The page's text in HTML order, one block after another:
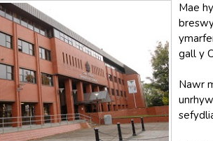
Mae
gall y
Nawr